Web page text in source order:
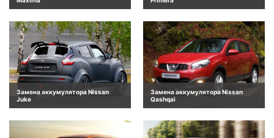
Замена аккумулятора Nissan
Juke
Замена аккумулятора Nissan
Qashqai